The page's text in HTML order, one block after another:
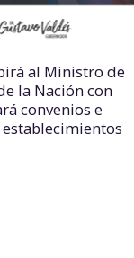
al Ministro de
la Nación con
convenios e